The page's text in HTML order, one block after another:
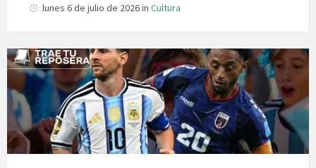
lunes 6 de julio de 2026in Cultura